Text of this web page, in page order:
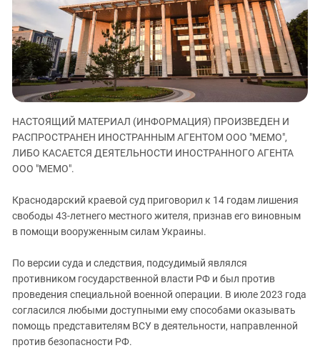
ЗАСТАВЛЯЕТ
КАВКАЗ ЗА ПАЛЕСТИНУ
ИНАКОМЫСЛИЕ В ЧЕЧНЕ
ПРЕСЛЕДОВАНИЕ АКТИВИСТОВ
МОБИЛИЗАЦИЯ И ПРОТЕСТЫ
Дагестан
Ингушетия
Кабардино-Балкария
Калмыкия
Карачаево-Черкесия
Краснодарский край
Российская Федерация
Северная Осетия - Алания
СКФО
Чечня
Южная Осетия
Южный Кавказ
ЮФО
НАСТОЯЩИЙ МАТЕРИАЛ (ИНФОРМАЦИЯ) ПРОИЗВЕДЕН И
РАСПРОСТРАНЕН ИНОСТРАННЫМ АГЕНТОМ ООО "МЕМО",
ЛИБО КАСАЕТСЯ ДЕЯТЕЛЬНОСТИ ИНОСТРАННОГО АГЕНТА
ООО "МЕМО".
Краснодарский краевой суд приговорил к 14 годам лишения
свободы 43-летнего местного жителя, признав его виновным
в помощи вооруженным силам Украины.
По версии суда и следствия, подсудимый являлся
противником государственной власти РФ и был против
проведения специальной военной операции. В июле 2023 года
согласился любыми доступными ему способами оказывать
помощь представителям ВСУ в деятельности, направленной
против безопасности РФ.